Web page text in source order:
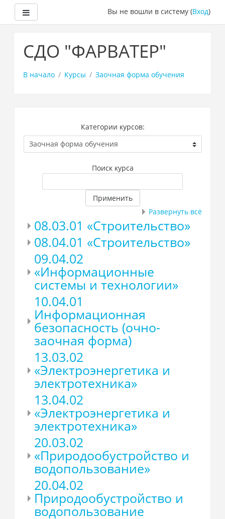
основному
содержанию
Вы не вошли в систему (Вход)
СДО "ФАРВАТЕР"
В начало Курсы Заочная форма обучения
Категории курсов:
Поиск курса
Применить
Развернуть всё
08.03.01 «Строительство»
08.04.01 «Строительство»
09.04.02
«Информационные
системы и технологии»
10.04.01
Информационная
безопасность (очно-
заочная форма)
13.03.02
«Электроэнергетика и
электротехника»
13.04.02
«Электроэнергетика и
электротехника»
20.03.02
«Природообустройство и
водопользование»
20.04.02
Природообустройство и
водопользование